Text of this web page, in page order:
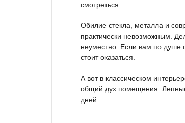
смотреться.
Обилие стекла, металла и
практически невозможным.
неуместно. Если вам по душе
стоит оказаться.
А вот в классическом
общий дух помещения. Лепные
дней.